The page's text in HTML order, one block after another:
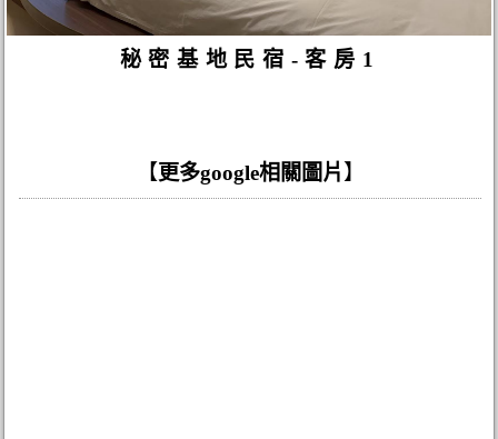
秘密基地民宿-客房1
【更多google相關圖片 】